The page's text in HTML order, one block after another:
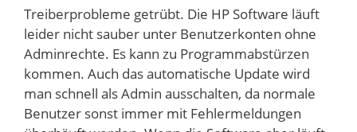
Treiberprobleme getrübt. Die HP Software läuft
leider nicht sauber unter Benutzerkonten ohne
Adminrechte. Es kann zu Programmabstürzen
kommen. Auch das automatische Update wird
man schnell als Admin ausschalten, da normale
Benutzer sonst immer mit Fehlermeldungen